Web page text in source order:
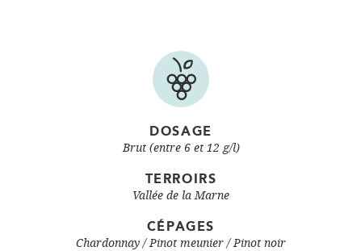
DOSAGE
Brut (entre 6 et 12 g/l)
TERROIRS
Vallée de la Marne
CÉPAGES
Chardonnay Pinot meunier Pinot noir